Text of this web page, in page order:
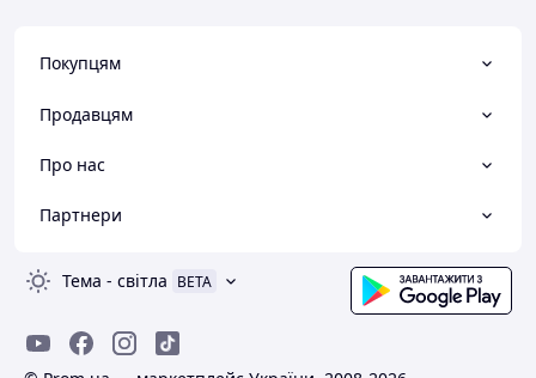
Покупцям
Продавцям
Про нас
Партнери
Тема - світла BETA